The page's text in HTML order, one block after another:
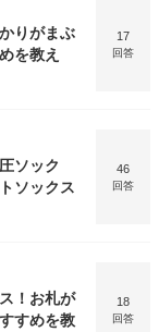
りがまぶ
を教え
17
回答
ソック
ソックス
46
回答
！お札が
すめを教
18
回答